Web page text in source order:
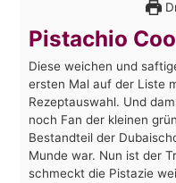
Pistachio
Diese weichen und
ersten Mal auf der Liste
Rezeptauswahl. Und
noch Fan der kleinen
Bestandteil der
Munde war. Nun ist der
schmeckt die Pistazie